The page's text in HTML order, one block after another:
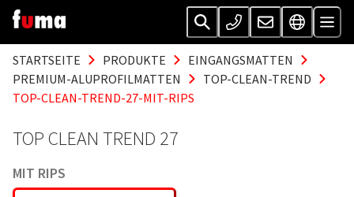
STARTSEITE PRODUKTE
EINGANGSMATTEN
PREMIUM-ALUPROFILMATTEN
TOP-CLEAN-TREND
TOP-CLEAN-TREND-27-MIT-RIPS
TOP CLEAN TREND 27
MIT RIPS